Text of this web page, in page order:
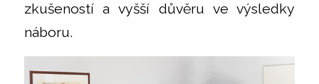
zkušeností a vyšší důvěru ve výsledky
náboru.